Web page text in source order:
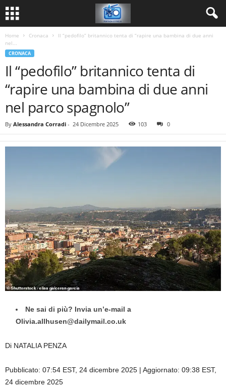
Home Cronaca
Il “pedofilo” britannico tenta di “rapire una bambina di due anni
nel...
CRONACA
Il “pedofilo” britannico tenta di
“rapire una bambina di due anni
nel parco spagnolo”
By Alessandra Corradi - 24 Dicembre 2025 103 0
Ne sai di più? Invia un’e-mail a
Olivia.allhusen@dailymail.co.uk
Di NATALIA PENZA
Pubblicato: 07:54 EST, 24 dicembre 2025 | Aggiornato: 09:38 EST,
24 dicembre 2025